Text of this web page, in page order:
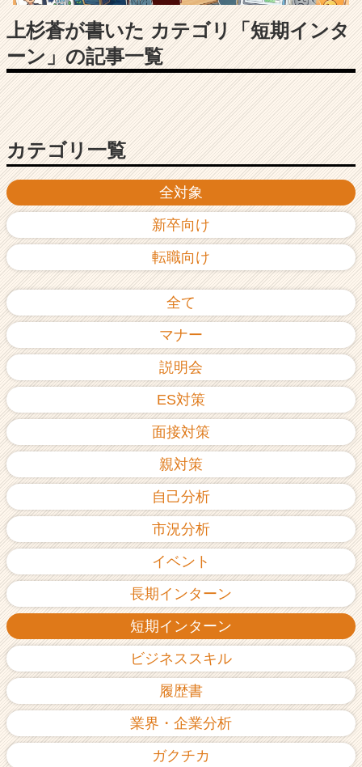
か
ら
ス
カ
ウ
活
イ
チ
リ
（C
e
r
a
e
r）
上杉蒼が書いた カテゴリ「短期インタ
ーン」の記事一覧
全対象
新卒向け
転職向け
全て
マナー
説明会
ES対策
面接対策
親対策
自己分析
市況分析
イベント
長期インターン
短期インターン
ビジネススキル
履歴書
業界・企業分析
ガクチカ
カテゴリ一覧